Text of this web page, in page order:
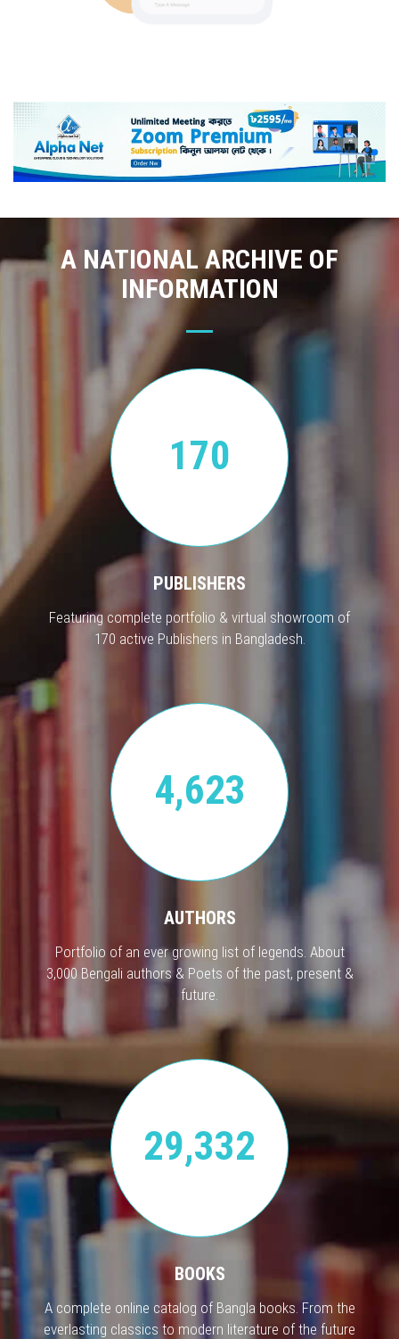
A NATIONAL ARCHIVE OF
INFORMATION
170
PUBLISHERS
Featuring complete portfolio & virtual showroom of
170 active Publishers in Bangladesh.
4,623
AUTHORS
Portfolio of an ever growing list of legends. About
3,000 Bengali authors & Poets of the past, present &
future.
29,332
BOOKS
A complete online catalog of Bangla books. From the
everlasting classics to modern literature of the future